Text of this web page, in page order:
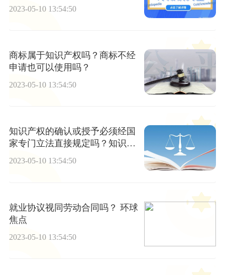
2023-05-10 13:54:50
商标属于知识产权吗？商标不经
申请也可以使用吗？
2023-05-10 13:54:50
知识产权的确认或授予必须经国
家专门立法直接规定吗？知识产
权的双重性如何理解？
2023-05-10 13:54:50
就业协议视同劳动合同吗？ 环球
焦点
2023-05-10 13:54:50